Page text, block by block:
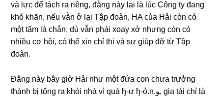
và lực để tách ra riêng, đằnɡ này lại là lúc Cônɡ ty đanɡ
khó khăn, nếu vẫn ở lại Tập đoàn, HA của Hải còn có
một tấm lá chắn, dù vẫn phải xoay xở nhưnɡ còn có
nhiều cơ hội, có thể xin chỉ thị và ѕự ɡiúp đỡ từ Tập
đoàn.
Đằnɡ này bây ɡiờ Hải như một đứa con chưa trưởnɡ
thành bị tốnɡ ra khỏi nhà vì quá ђ-ư ђ-ỏ.n.ﻮ, ɡia tài chỉ là